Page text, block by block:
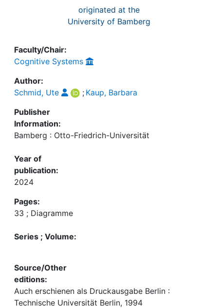
originated at the
University of Bamberg
Faculty/Chair:
Cognitive Systems
Author:
Schmid, Ute
; Kaup, Barbara
Publisher
Information:
Bamberg : Otto-Friedrich-Universität
Year of
publication:
2024
Pages:
33 ; Diagramme
Series ; Volume:
Source/Other
editions:
Auch erschienen als Druckausgabe Berlin :
Technische Universität Berlin, 1994